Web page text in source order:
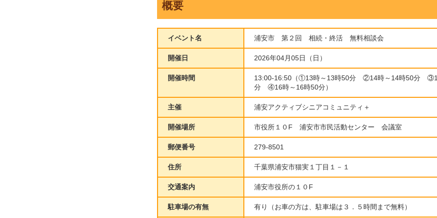
概要
イベント名 浦安市 第２回 相続・終活 無料相談会
開催日 2026年04月05日（日）
開催時間
13:00-16:50（①13時～13時50分 ②14時～14時50分
分 ④16時～16時50分）
主催 浦安アクティブシニアコミュニティ＋
開催場所 市役所１０F 浦安市市民活動センター 会議室
郵便番号 279-8501
住所 千葉県浦安市猫実１丁目１－１
交通案内 浦安市役所の１０F
駐車場の有無 有り（お車の方は、駐車場は３．５時間まで無料）